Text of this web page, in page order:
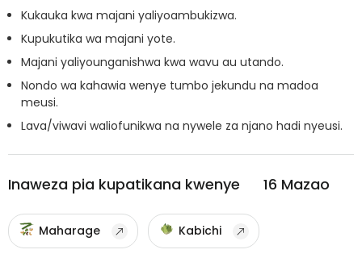
Kukauka kwa majani yaliyoambukizwa.
Kupukutika wa majani yote.
Majani yaliyounganishwa kwa wavu au utando.
Nondo wa kahawia wenye tumbo jekundu na madoa
meusi.
Lava/viwavi waliofunikwa na nywele za njano hadi nyeusi.
Inaweza pia kupatikana kwenye 16 Mazao
Maharage Kabichi